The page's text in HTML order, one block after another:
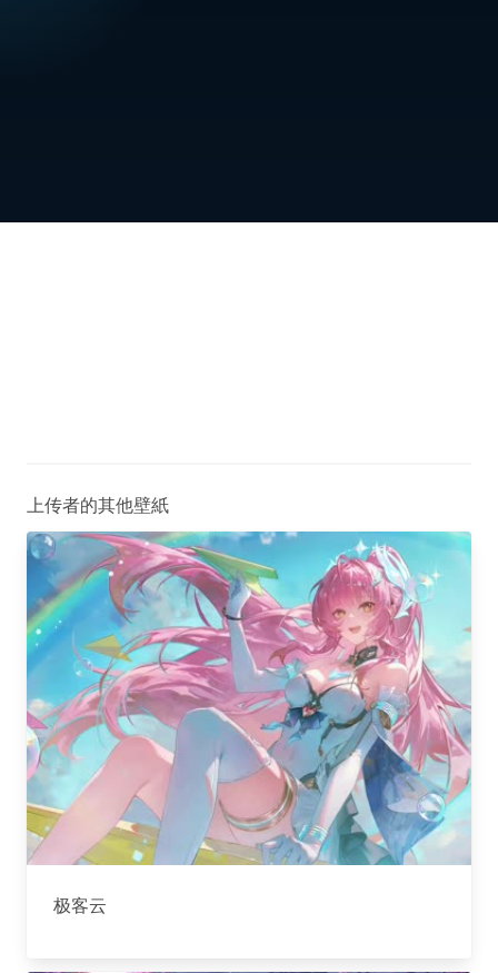
上传者的其他壁紙
极客云